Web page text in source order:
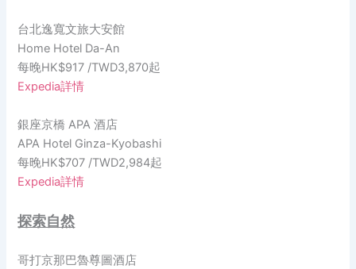
台北逸寬文旅大安館
Home Hotel Da-An
每晚HK$917 /TWD3,870起
Expedia詳情
銀座京橋 APA 酒店
APA Hotel Ginza-Kyobashi
每晚HK$707 /TWD2,984起
Expedia詳情
探索自然
哥打京那巴魯尊圖酒店